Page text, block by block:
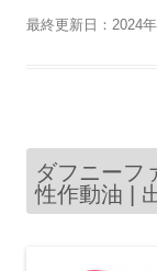
最終更新日：2024
ダフニーフ
性作動油 |